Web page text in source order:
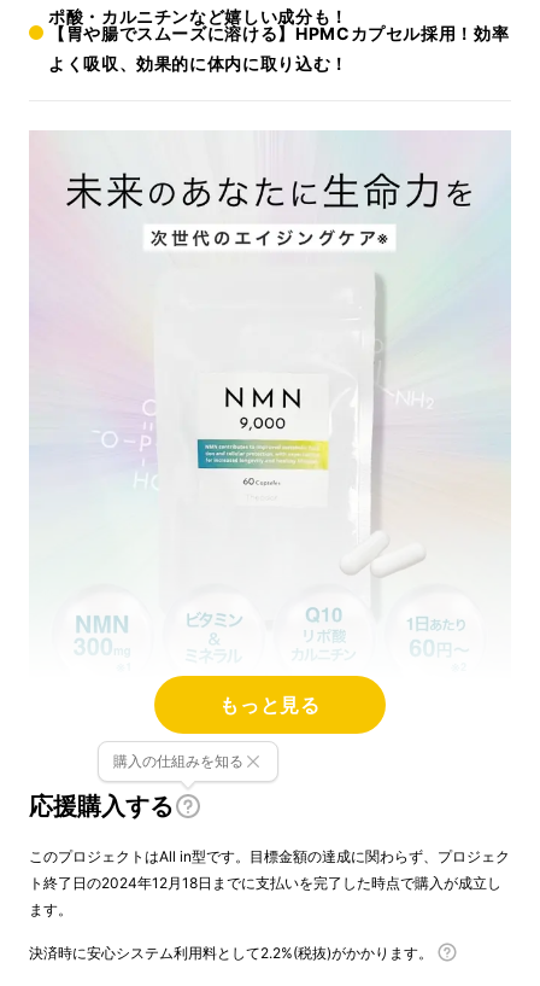
ポ酸・カルニチンなど嬉しい成分も！
【胃や腸でスムーズに溶ける】HPMCカプセル採用！効率
よく吸収、効果的に体内に取り込む！
ロジェクトページをご覧いただきありがとうご
ざいます。当プロジェクトを企画させていただ
します。私は美容健康業界に20年従事し、こ
もっと見る
応援購入する
購入の仕組みを知る
このプロジェクトはAll in型です。目標金額の達成に関わらず、プロジェク
ト終了日の2024年12月18日までに支払いを完了した時点で購入が成立し
ます。
決済時に安心システム利用料として2.2%(税抜)がかかります。